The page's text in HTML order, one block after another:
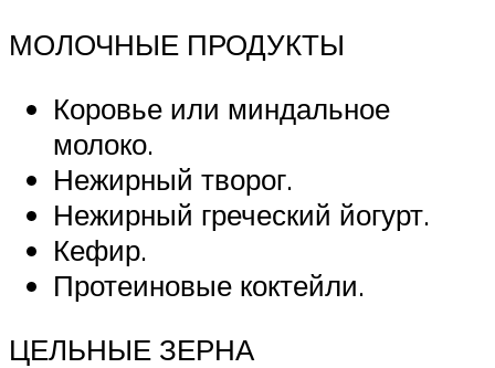
МОЛОЧНЫЕ ПРОДУКТЫ
Коровье или миндальное
молоко.
Нежирный творог.
Нежирный греческий йогурт.
Кефир.
Протеиновые коктейли.
ЦЕЛЬНЫЕ ЗЕРНА